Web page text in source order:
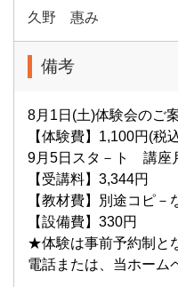
久野 惠み
備考
8月1日(土)体験会のご
【体験費】1,100円(税
9月5日スタ－ト 講座
【受講料】3,344円
【教材費】別途コピ－
【設備費】330円
★体験は事前予約制と
電話または、当ホーム